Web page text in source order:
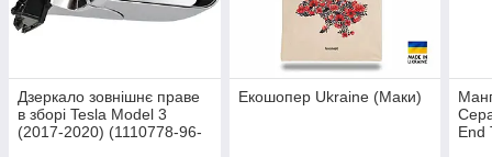
Дзеркало зовнішнє праве
в зборі Tesla Model 3
(2017-2020) (1110778-96-
Екошопер Ukraine (Маки)
End